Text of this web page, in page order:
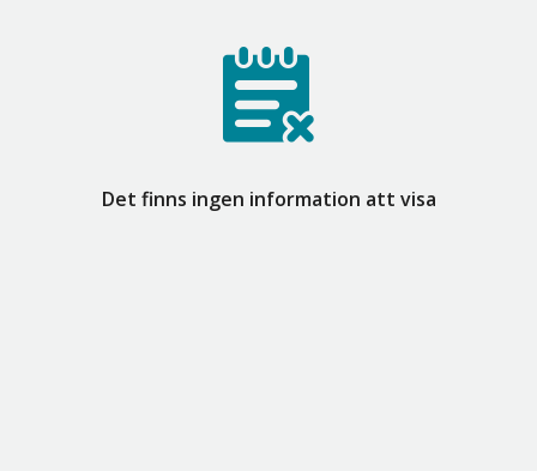
Det finns ingen information att visa